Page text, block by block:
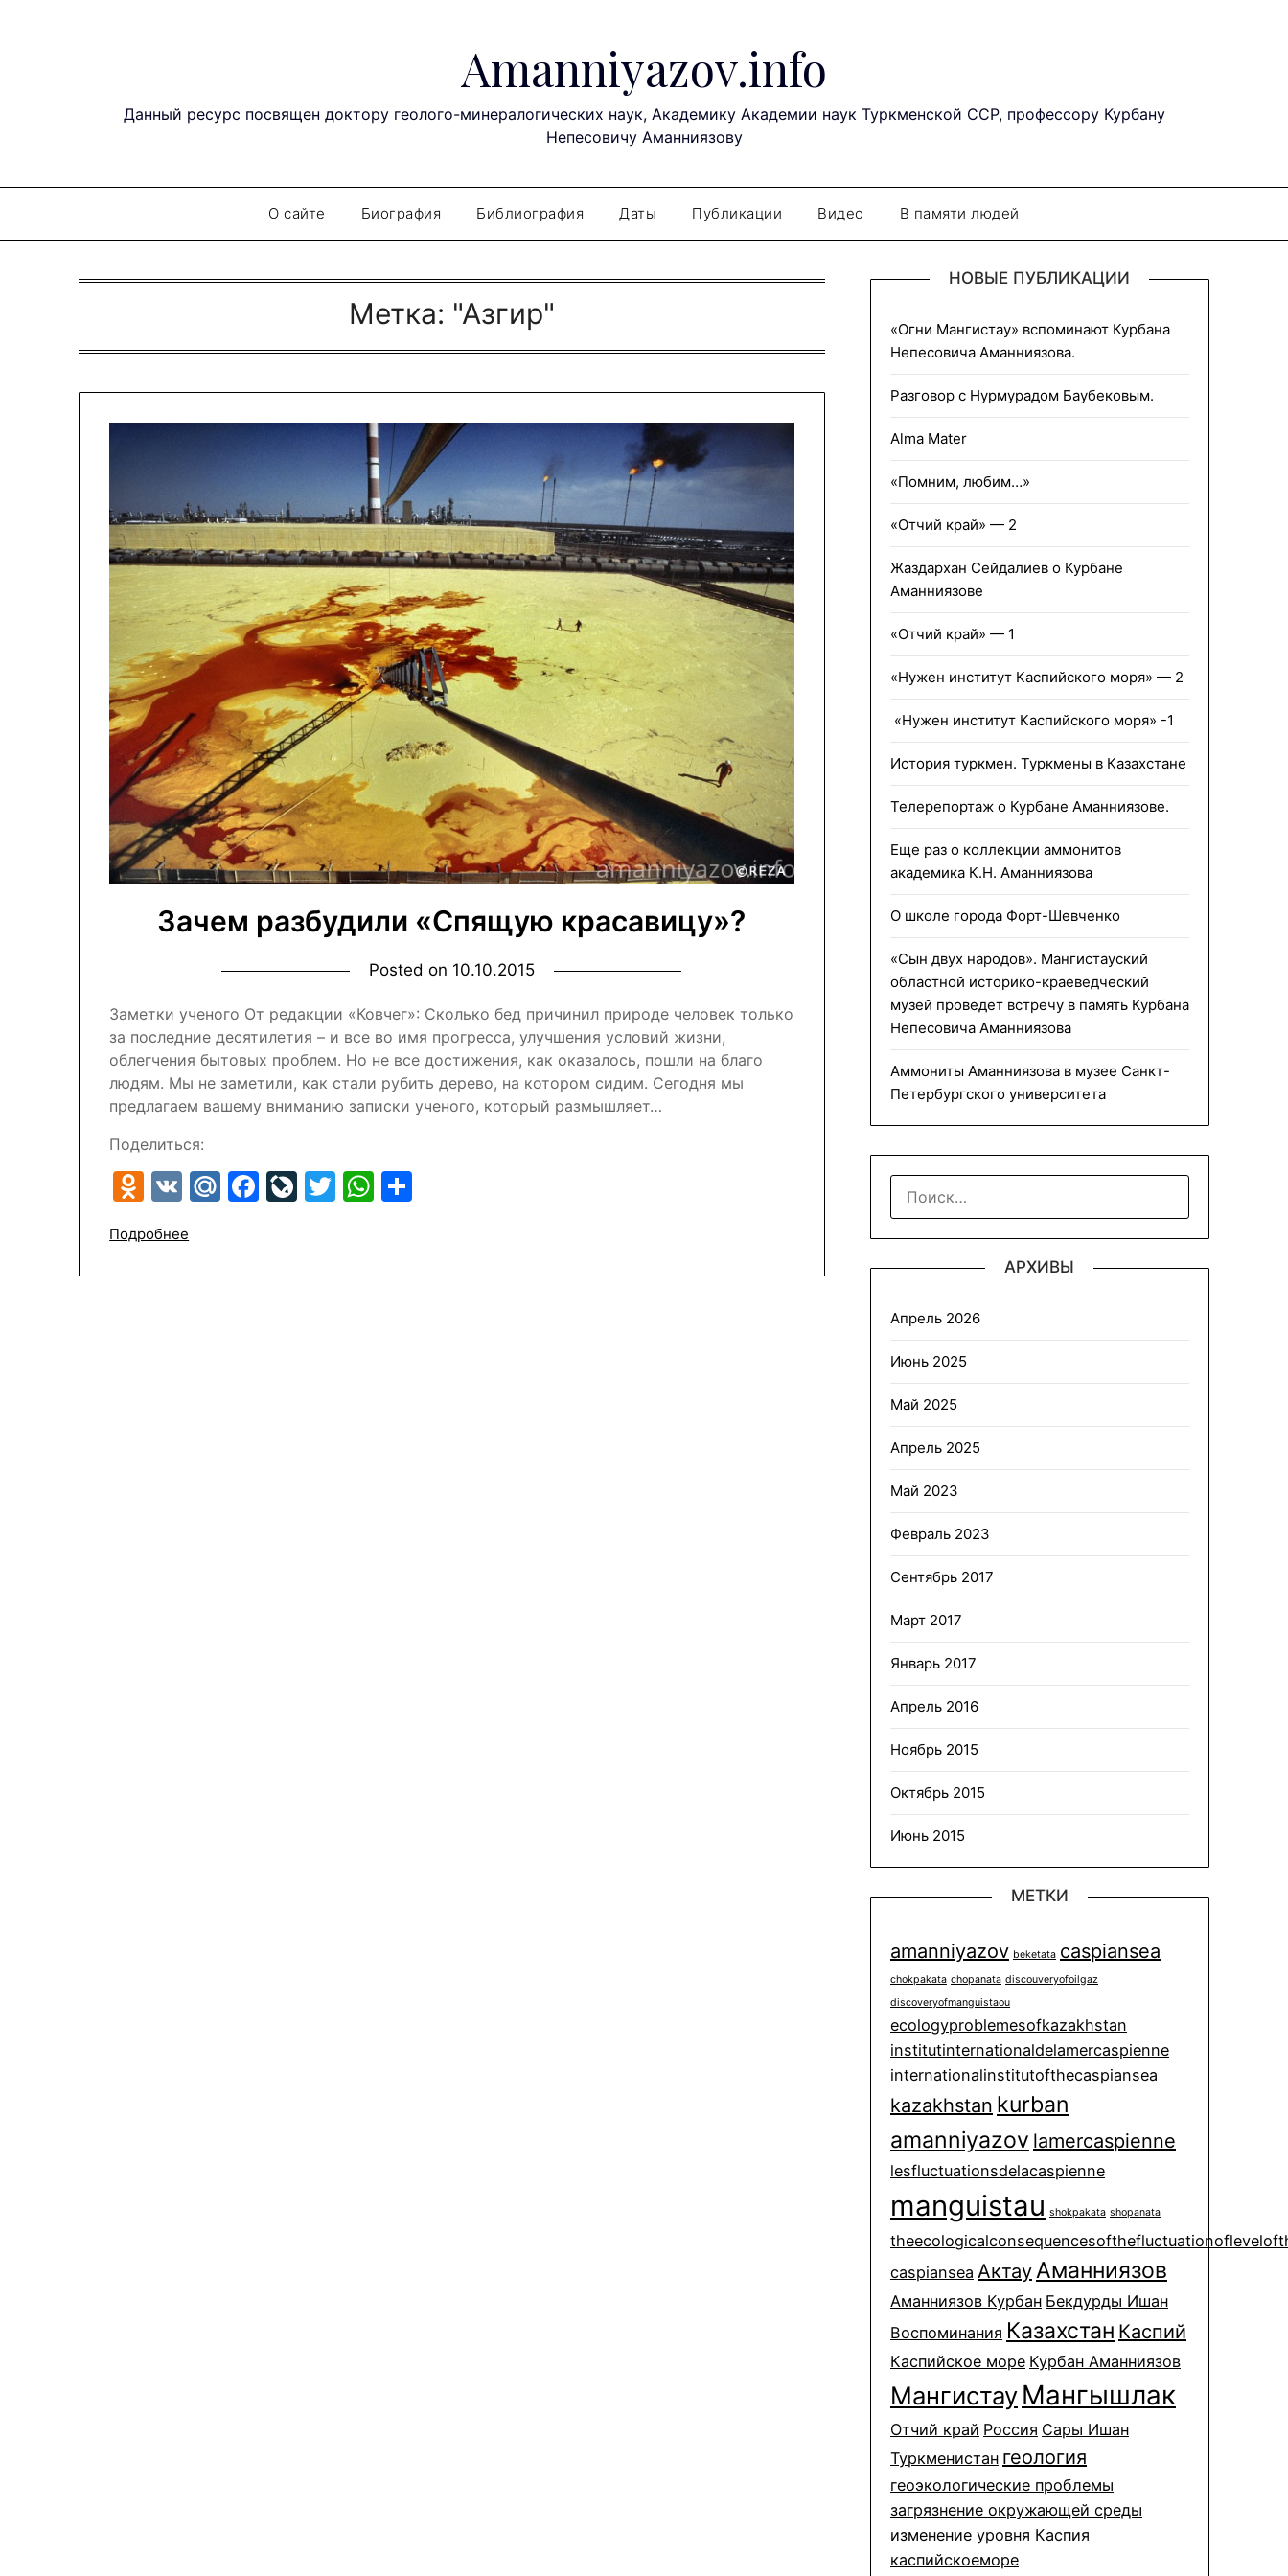
Amanniyazov.info
Данный ресурс посвящен доктору геолого-минералогических наук, Академику Академии наук Туркменской ССР, профессору Курбану
Непесовичу Аманниязову
О сайте Биография Библиография Даты Публикации Видео В памяти людей
Метка: "Азгир"
Зачем разбудили «Спящую красавицу»?
Posted on 10.10.2015
Заметки ученого От редакции «Ковчег»: Сколько бед причинил природе человек только
за последние десятилетия – и все во имя прогресса, улучшения условий жизни,
облегчения бытовых проблем. Но не все достижения, как оказалось, пошли на благо
людям. Мы не заметили, как стали рубить дерево, на котором сидим. Сегодня мы
предлагаем вашему вниманию записки ученого, который размышляет…
Поделиться:
Odnoklassniki
VK Mail.Ru
Facebook
LiveJournal
TwitterWhatsApp
Подробнее
НОВЫЕ ПУБЛИКАЦИИ
«Огни Мангистау» вспоминают Курбана
Непесовича Аманниязова.
Разговор с Нурмурадом Баубековым.
Alma Mater
«Помним, любим…»
«Отчий край» — 2
Жаздархан Сейдалиев о Курбане
Аманниязове
«Отчий край» — 1
«Нужен институт Каспийского моря» — 2
«Нужен институт Каспийского моря» -1
История туркмен. Туркмены в Казахстане
Телерепортаж о Курбане Аманниязове.
Еще раз о коллекции аммонитов
академика К.Н. Аманниязова
О школе города Форт-Шевченко
«Сын двух народов». Мангистауский
областной историко-краеведческий
музей проведет встречу в память Курбана
Непесовича Аманниязова
Аммониты Аманниязова в музее Санкт-
Петербургского университета
АРХИВЫ
Апрель 2026
Июнь 2025
Май 2025
Апрель 2025
Май 2023
Февраль 2023
Сентябрь 2017
Март 2017
Январь 2017
Апрель 2016
Ноябрь 2015
Октябрь 2015
Июнь 2015
МЕТКИ
amanniyazov beketata caspiansea
chokpakata chopanata discouveryofoilgaz
discoveryofmanguistaou
ecologyproblemesofkazakhstan
institutinternationaldelamercaspienne
internationalinstitutofthecaspiansea
kazakhstan kurban
amanniyazov lamercaspienne
lesfluctuationsdelacaspienne
manguistau shokpakata shopanata
caspiansea АктауАманниязов
Аманниязов Курбан Бекдурды Ишан
Воспоминания Казахстан Каспий
Каспийское море Курбан Аманниязов
МангистауМангышлак
Отчий край Россия Сары Ишан
Туркменистан геология
геоэкологические проблемы
загрязнение окружающей среды
изменение уровня Каспия
каспийскоеморе